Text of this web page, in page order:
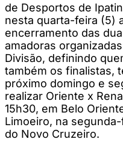
de Desportos de
nesta quarta-feira (5)
encerramento das
amadoras
Divisão, definindo
também os finalistas,
próximo domingo e
realizar Oriente x
15h30, em Belo
Limoeiro, na
do Novo Cruzeiro.